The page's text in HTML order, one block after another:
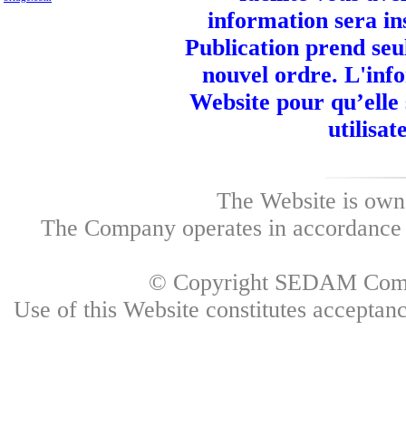
information sera
Publication prend
nouvel ordre.
Website pour
The Website is
The Company operates in
© Copyright SEDAM
Use of this Website constitutes